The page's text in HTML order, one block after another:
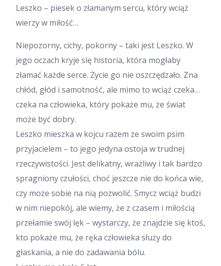
Leszko – piesek o złamanym sercu, który wciąż
wierzy w miłość…
Niepozorny, cichy, pokorny – taki jest Leszko. W
jego oczach kryje się historia, która mogłaby
złamać każde serce. Życie go nie oszczędzało. Zna
chłód, głód i samotność, ale mimo to wciąż czeka…
czeka na człowieka, który pokaże mu, że świat
może być dobry.
Leszko mieszka w kojcu razem ze swoim psim
przyjacielem – to jego jedyna ostoja w trudnej
rzeczywistości. Jest delikatny, wrażliwy i tak bardzo
spragniony czułości, choć jeszcze nie do końca wie,
czy może sobie na nią pozwolić. Smycz wciąż budzi
w nim niepokój, ale wiemy, że z czasem i miłością
przełamie swój lęk – wystarczy, że znajdzie się ktoś,
kto pokaże mu, że ręka człowieka służy do
głaskania, a nie do zadawania bólu.